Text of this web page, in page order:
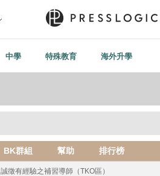
中學 特殊教育 海外升學
BK群組 幫助 排行榜
誠徵有經驗之補習導師（TKO區）